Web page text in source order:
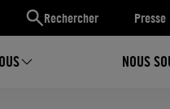
Rechercher Presse
NOUS